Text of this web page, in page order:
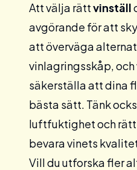
Att välja rättvinställ
avgörande för att
att överväga
vinlagringsskåp, och
säkerställa att dina
bästa sätt. Tänk
luftfuktighet och
bevara vinets
Vill du utforska fler